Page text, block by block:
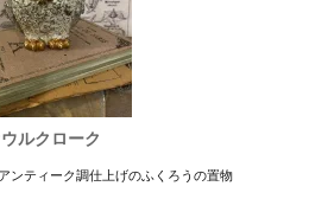
ルクローク
ンティーク調仕上げのふくろうの置物